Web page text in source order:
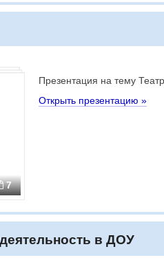
7
Презентация на тему
Открыть презентацию »
в ДОУ